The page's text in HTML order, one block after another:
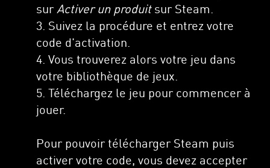
sur Activer un produitsur Steam.
3. Suivez la procédure et entrez votre
code d'activation.
4. Vous trouverez alors votre jeu dans
votre bibliothèque de jeux.
5. Téléchargez le jeu pour commencer à
jouer.
Pour pouvoir télécharger Steam puis
activer votre code, vous devez accepter